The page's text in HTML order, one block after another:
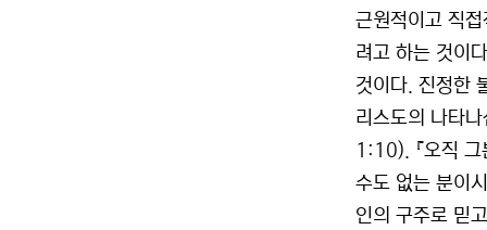
근원적이고 직
려고 하는 것이
것이다. 진정한
리스도의 나타
1:10). 『오직
수도 없는 분이
인의 구주로 믿